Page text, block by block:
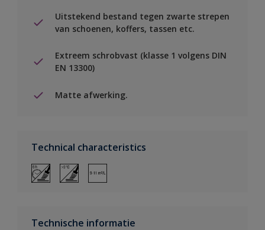
Uitstekend bestand tegen zwarte strepen
van schoenen, koffers, tassen etc.
Extreem schrobvast (klasse 1 volgens DIN
EN 13300)
Matte afwerking.
Technical characteristics
Technische informatie